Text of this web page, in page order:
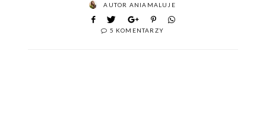
AUTOR ANIAMALUJE
5 KOMENTARZY